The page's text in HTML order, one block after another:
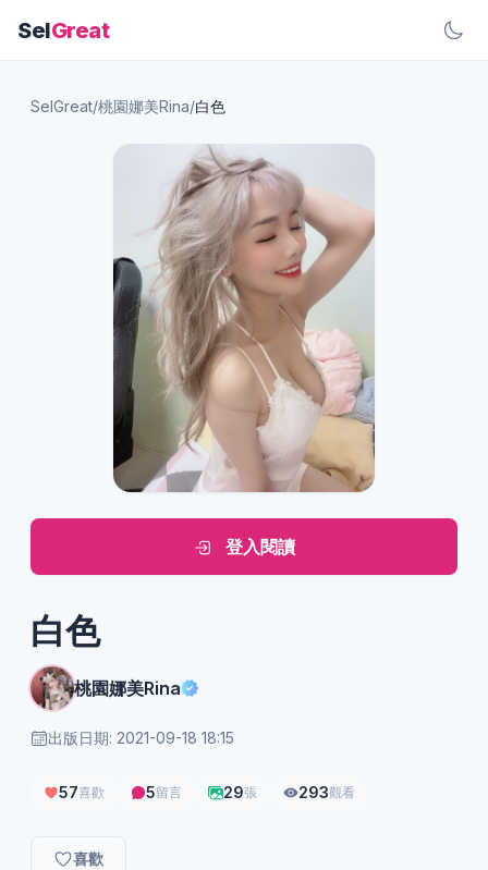
SelGreat
SelGreat/桃園娜美Rina/白色
登入閱讀
白色
桃園娜美Rina
出版日期: 2021-09-18 18:15
57喜歡 5留言 29張 293觀看
喜歡